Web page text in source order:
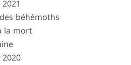
béhémoths
la mort